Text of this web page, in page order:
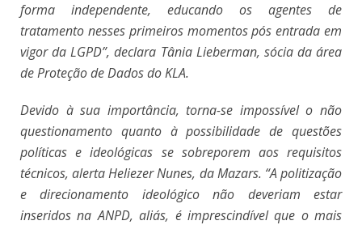
forma independente, educando os agentes de
tratamento nesses primeiros momentos pós entrada em
vigor da LGPD”, declara Tânia Lieberman, sócia da área
de Proteção de Dados do KLA.
Devido à sua importância, torna-se impossível o não
questionamento quanto à possibilidade de questões
políticas e ideológicas se sobreporem aos requisitos
técnicos, alerta Heliezer Nunes, da Mazars. “A politização
e direcionamento ideológico não deveriam estar
inseridos na ANPD, aliás, é imprescindível que o mais